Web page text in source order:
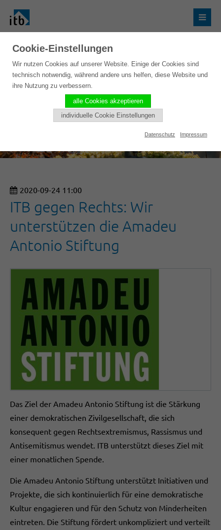
2020-09-24 11:00
ITB gegen Rechts: Wir
unterstützen die Amadeu
Antonio Stiftung
Das Ziel der Amadeu Antonio Stiftung ist die Stärkung
einer demokratischen Zivilgesellschaft, die sich
konsequent gegen Rechtsextremismus, Rassismus und
Antisemitismus wendet. ITB unterstützt dieses Ziel mit
einer monatlichen Spende.
Die Amadeu Antonio Stiftung unterstützt Initiativen und
Projekte, die sich kontinuierlich für eine demokratische
Kultur engagieren und für den Schutz von Minderheiten
eintreten. Die Stiftung fördert unkompliziert und verteilt
Cookie-Einstellungen
Wir nutzen Cookies auf unserer Website. Einige der Cookies sind
technisch notwendig, während andere uns helfen, diese Website und
ihre Nutzung zu verbessern.
alle Cookies akzeptieren
individuelle Cookie Einstellungen
Datenschutz Impressum